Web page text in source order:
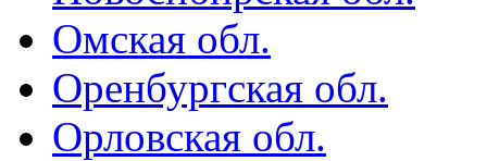
Омская обл.
Оренбургская обл.
Орловская обл.